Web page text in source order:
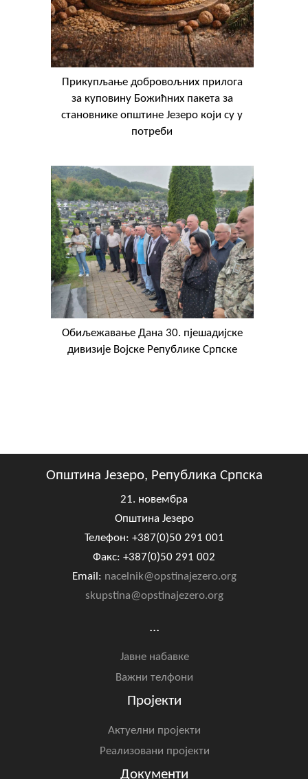
Прикупљање добровољних прилога
за куповину Божићних пакета за
становнике општине Језеро који су у
потреби
Обиљежавање Данa 30. пјешадијске
дивизије Војске Републике Српске
Општина Језеро, Република Српска
21. новембра
Општина Језеро
Телефон: +387(0)50 291 001
Факс: +387(0)50 291 002
Email: nacelnik@opstinajezero.org
skupstina@opstinajezero.org
...
Јавне набавке
Важни телфони
Пројекти
Актуелни пројекти
Реализовани пројекти
Документи